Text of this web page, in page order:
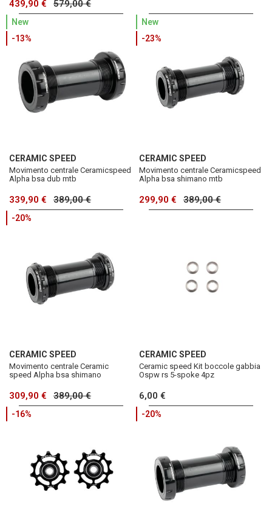
439,90 € 579,00 €
New
-13%
CERAMIC SPEED
Movimento centrale Ceramicspeed
Alpha bsa dub mtb
339,90 € 389,00 €
New
-23%
CERAMIC SPEED
Movimento centrale Ceramicspeed
Alpha bsa shimano mtb
299,90 € 389,00 €
-20%
CERAMIC SPEED
Movimento centrale Ceramic
speed Alpha bsa shimano
309,90 € 389,00 €
CERAMIC SPEED
Ceramic speed Kit boccole gabbia
Ospw rs 5-spoke 4pz
6,00 €
-16% -20%